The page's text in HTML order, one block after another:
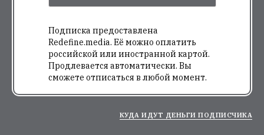
Подписка предоставлена
Redefine.media. Её можно оплатить
российской или иностранной картой.
Продлевается автоматически. Вы
сможете отписаться в любой момент.
КУДА ИДУТ ДЕНЬГИ ПОДПИСЧИКА